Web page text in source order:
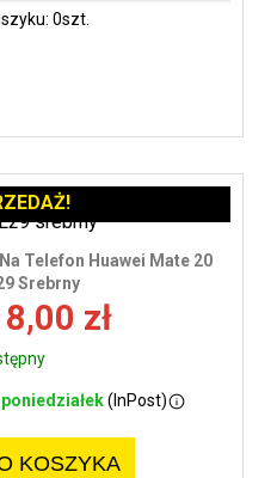
0szt.
Telefon Huawei Mate 20
Srebrny
zł
(InPost)
KOSZYKA